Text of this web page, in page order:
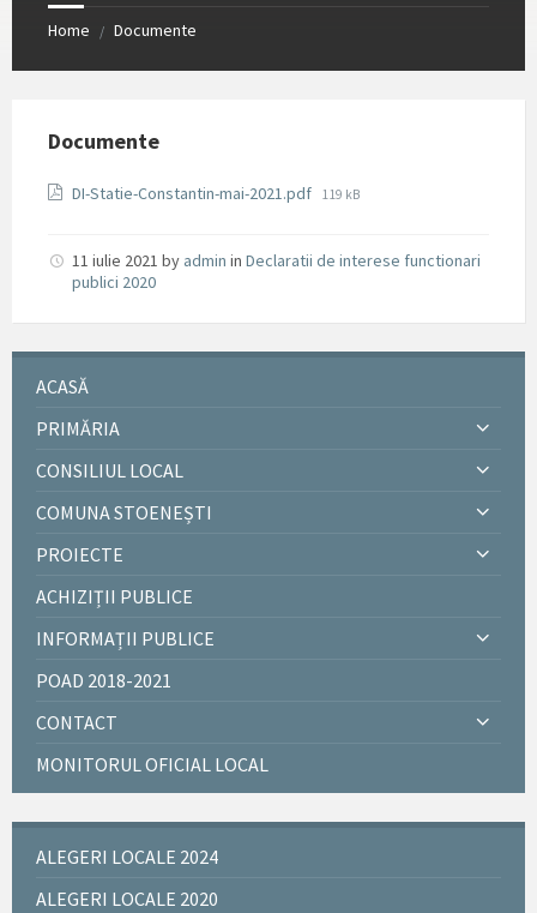
Home / Documente
Documente
DI-Statie-Constantin-mai-2021.pdf File
119 kB
11 iulie 2021 by admin in Declaratii de interese functionari
publici 2020
ACASĂ
PRIMĂRIA
CONSILIUL LOCAL
COMUNA STOENEȘTI
PROIECTE
ACHIZIȚII PUBLICE
INFORMAȚII PUBLICE
POAD 2018-2021
CONTACT
MONITORUL OFICIAL LOCAL
ALEGERI LOCALE 2024
ALEGERI LOCALE 2020